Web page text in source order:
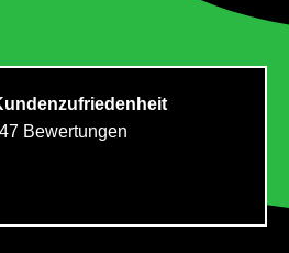
Bewertungen